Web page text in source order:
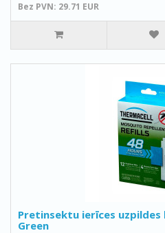
Bez PVN: 29.71 EUR
Pretinsektu ierīces uzpildes
Green